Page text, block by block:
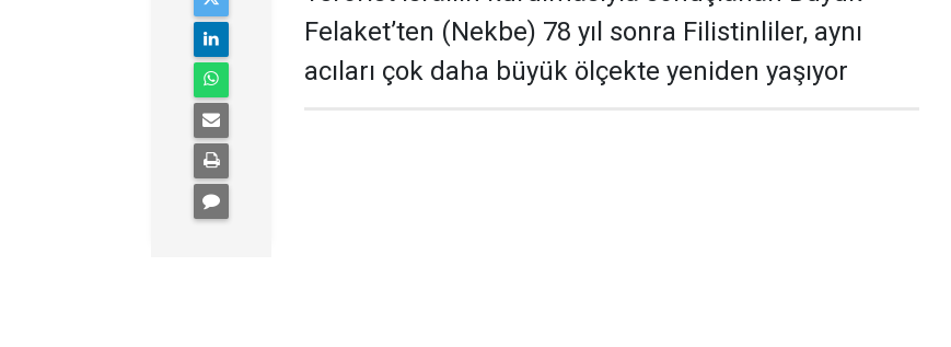
Felaket’ten (Nekbe) 78 yıl sonra Filistinliler, aynı
acıları çok daha büyük ölçekte yeniden yaşıyor